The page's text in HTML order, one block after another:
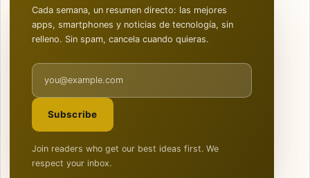
Cada semana, un resumen directo: las mejores
apps, smartphones y noticias de tecnología, sin
relleno. Sin spam, cancela cuando quieras.
Email address
Subscribe
Join readers who get our best ideas first. We
respect your inbox.